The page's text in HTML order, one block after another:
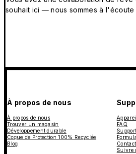
souhait ici — nous sommes à l'écoute
À propos de nous
À propos de nous
Trouver un magasin
Développement durable
Coque de Protection 100% Recyclée
Blog
FAQ
Suivre